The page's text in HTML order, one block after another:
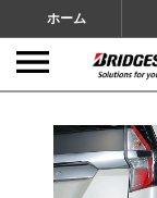
ホーム